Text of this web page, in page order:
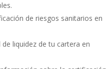
de riesgos sanitarios en
de liquidez de tu cartera en